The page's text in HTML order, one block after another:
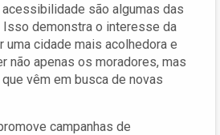
são algumas das
Isso demonstra o interesse da
uma cidade mais acolhedora e
não apenas os moradores, mas
vêm em busca de novas
campanhas de